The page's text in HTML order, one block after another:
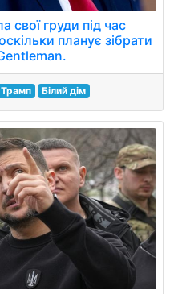
свої груди під час
планує зібрати
Білий дім